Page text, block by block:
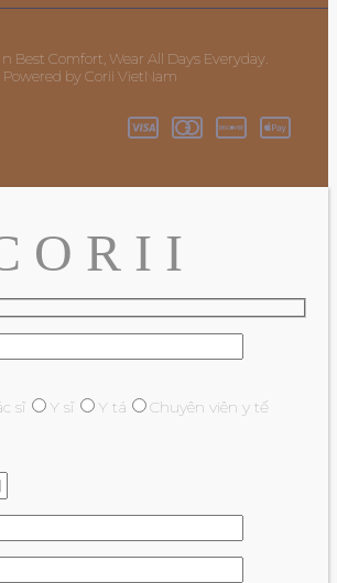
Best Comfort, Wear All Days Everyday.
Powered by Corii VietNam
O R I I
sĩ Y sĩ Y tá
Chuyên viên y tế